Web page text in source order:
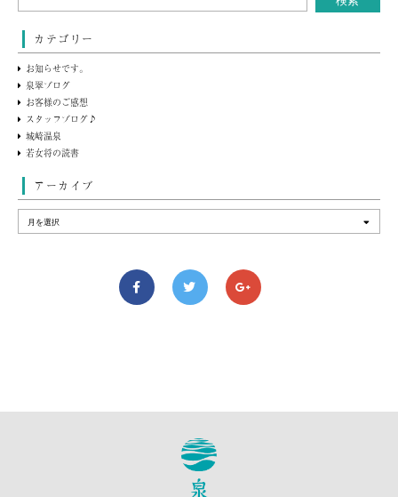
カテゴリー
お知らせです。
泉翠ブログ
お客様のご感想
スタッフブログ♪
城崎温泉
若女将の読書
アーカイブ